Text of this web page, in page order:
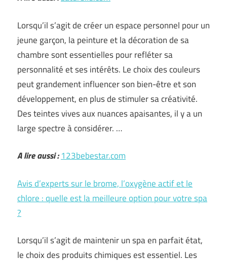
Lorsqu’il s’agit de créer un espace personnel pour un
jeune garçon, la peinture et la décoration de sa
chambre sont essentielles pour refléter sa
personnalité et ses intérêts. Le choix des couleurs
peut grandement influencer son bien-être et son
développement, en plus de stimuler sa créativité.
Des teintes vives aux nuances apaisantes, il y a un
large spectre à considérer. …
A lire aussi : 123bebestar.com
Avis d’experts sur le brome, l’oxygène actif et le
chlore : quelle est la meilleure option pour votre spa
?
Lorsqu’il s’agit de maintenir un spa en parfait état,
le choix des produits chimiques est essentiel. Les